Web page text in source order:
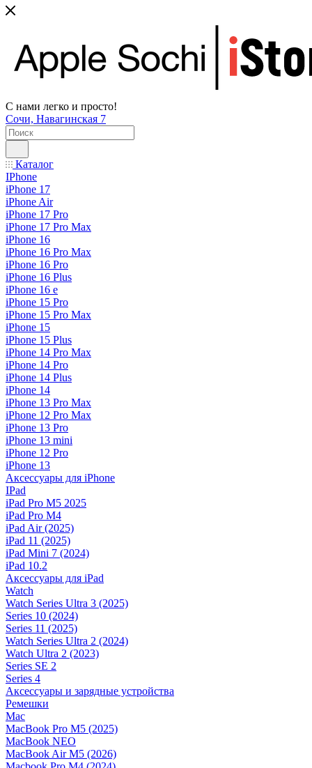
С нами легко и просто!
Сочи, Навагинская 7
Каталог
IPhone
iPhone 17
iPhone Air
iPhone 17 Pro
iPhone 17 Pro Max
iPhone 16
iPhone 16 Pro Max
iPhone 16 Pro
iPhone 16 Plus
iPhone 16 e
iPhone 15 Pro
iPhone 15 Pro Max
iPhone 15
iPhone 15 Plus
iPhone 14 Pro Max
iPhone 14 Pro
iPhone 14 Plus
iPhone 14
iPhone 13 Pro Max
iPhone 12 Pro Max
iPhone 13 Pro
iPhone 13 mini
iPhone 12 Pro
iPhone 13
Аксессуары для iPhone
IPad
iPad Pro M5 2025
iPad Pro M4
iPad Air (2025)
iPad 11 (2025)
iPad Mini 7 (2024)
iPad 10.2
Аксессуары для iPad
Watch
Watch Series Ultra 3 (2025)
Series 10 (2024)
Series 11 (2025)
Watch Series Ultra 2 (2024)
Watch Ultra 2 (2023)
Series SE 2
Series 4
Аксессуары и зарядные устройства
Ремешки
Mac
MacBook Pro M5 (2025)
MacBook NEO
MacBook Air M5 (2026)